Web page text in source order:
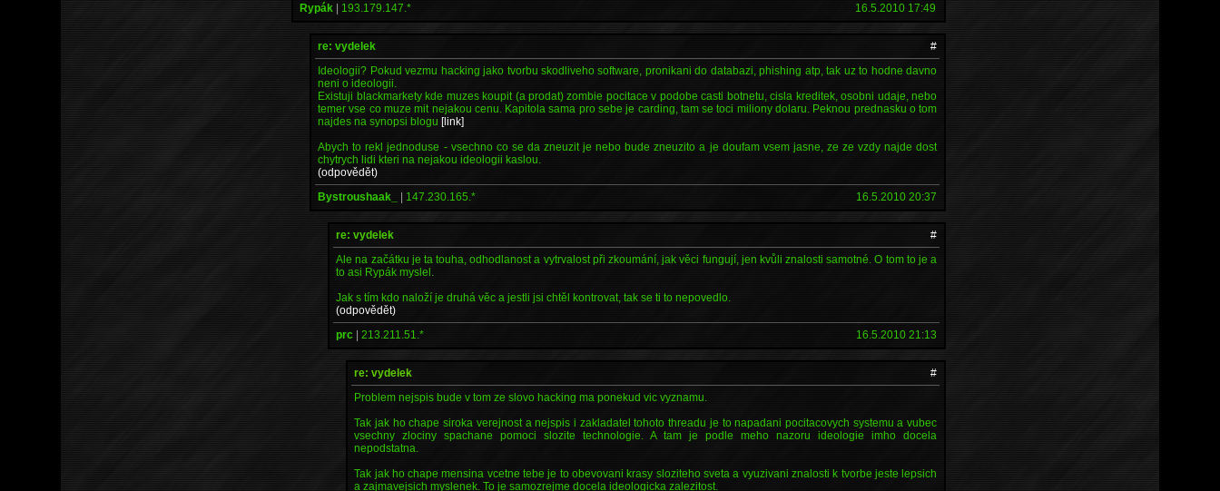
Rypák | 193.179.147.* 16.5.2010 17:49
re: vydelek
#
Ideologii? Pokud vezmu hacking jako tvorbu skodliveho software, pronikani do databazi, phishing atp, tak uz to hodne davno
neni o ideologii.
Existuji blackmarkety kde muzes koupit (a prodat) zombie pocitace v podobe casti botnetu, cisla kreditek, osobni udaje, nebo
temer vse co muze mit nejakou cenu. Kapitola sama pro sebe je carding, tam se toci miliony dolaru. Peknou prednasku o tom
najdes na synopsi blogu[link]
Abych to rekl jednoduse - vsechno co se da zneuzit je nebo bude zneuzito a je doufam vsem jasne, ze ze vzdy najde dost
chytrych lidi kteri na nejakou ideologii kaslou.
(odpovědět)
Bystroushaak_
| 147.230.165.* 16.5.2010 20:37
re: vydelek
#
Ale na začátku je ta touha, odhodlanost a vytrvalost při zkoumání, jak věci fungují, jen kvůli znalosti samotné. O tom to je a
to asi Rypák myslel.
Jak s tím kdo naloží je druhá věc a jestli jsi chtěl kontrovat, tak se ti to nepovedlo.
(odpovědět)
prc |213.211.51.* 16.5.2010 21:13
re: vydelek
#
Problem nejspis bude v tom ze slovo hacking ma ponekud vic vyznamu.
Tak jak ho chape siroka verejnost a nejspis i zakladatel tohoto threadu je to napadani pocitacovych systemu a vubec
vsechny zlociny spachane pomoci slozite technologie. A tam je podle meho nazoru ideologie imho docela
nepodstatna.
Tak jak ho chape mensina vcetne tebe je to obevovani krasy sloziteho sveta a vyuzivani znalosti k tvorbe jeste lepsich
a zajmavejsich myslenek. To je samozrejme docela ideologicka zalezitost.